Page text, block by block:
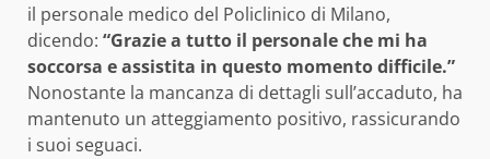
il personale medico del Policlinico di Milano,
dicendo: “Grazie a tutto il personale che mi ha
soccorsa e assistita in questo momento difficile.”
Nonostante la mancanza di dettagli sull’accaduto, ha
mantenuto un atteggiamento positivo, rassicurando
i suoi seguaci.